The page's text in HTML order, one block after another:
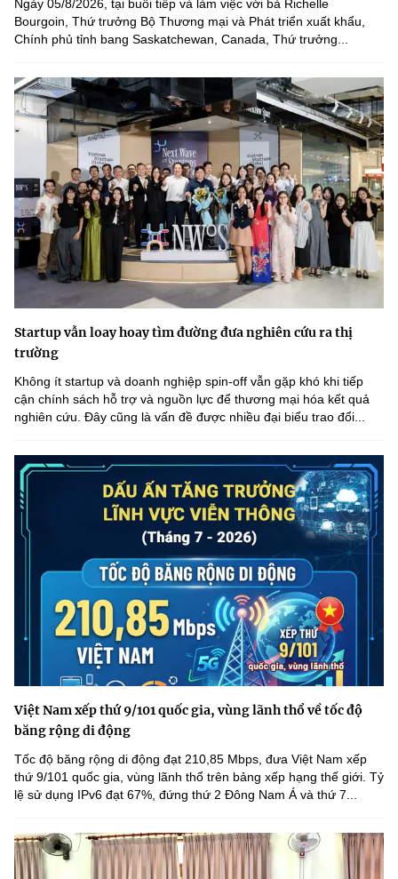
Ngày 05/8/2026, tại buổi tiếp và làm việc với bà Richelle
Bourgoin, Thứ trưởng Bộ Thương mại và Phát triển xuất khẩu,
Chính phủ tỉnh bang Saskatchewan, Canada, Thứ trưởng...
Startup vẫn loay hoay tìm đường đưa nghiên cứu ra thị
trường
Không ít startup và doanh nghiệp spin-off vẫn gặp khó khi tiếp
cận chính sách hỗ trợ và nguồn lực để thương mại hóa kết quả
nghiên cứu. Đây cũng là vấn đề được nhiều đại biểu trao đổi...
Việt Nam xếp thứ 9/101 quốc gia, vùng lãnh thổ về tốc độ
băng rộng di động
Tốc độ băng rộng di động đạt 210,85 Mbps, đưa Việt Nam xếp
thứ 9/101 quốc gia, vùng lãnh thổ trên bảng xếp hạng thế giới. Tỷ
lệ sử dụng IPv6 đạt 67%, đứng thứ 2 Đông Nam Á và thứ 7...